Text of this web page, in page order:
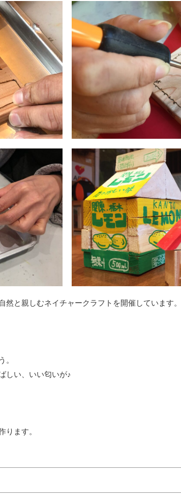
然と親しむネイチャークラフトを開催しています。
。
しい、いい匂いが♪
ります。